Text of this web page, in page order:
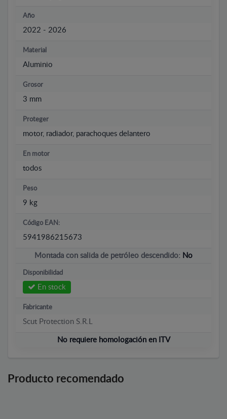
Año
2022 - 2026
Material
Aluminio
Grosor
3 mm
Proteger
motor, radiador, parachoques delantero
En motor
todos
Peso
9 kg
Código EAN:
5941986215673
Montada con salida de petróleo descendido: No
Disponibilidad
En stock
Fabricante
Scut Protection S.R.L
No requiere homologación en ITV
Producto recomendado